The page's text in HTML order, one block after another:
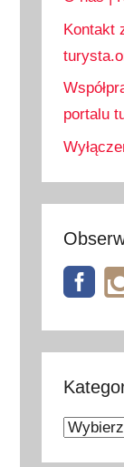
Kontakt
portalu
Kategorie